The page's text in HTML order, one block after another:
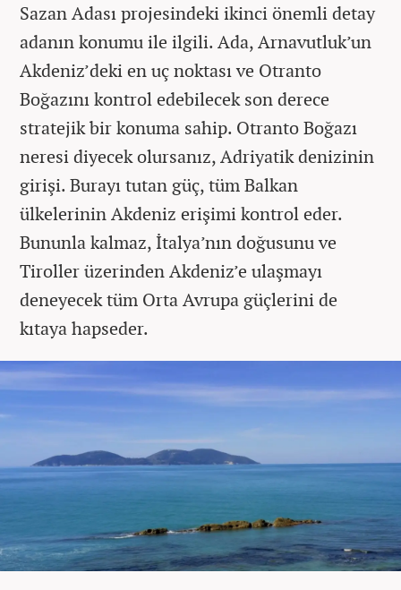
Sazan Adası projesindeki ikinci önemli detay
adanın konumu ile ilgili. Ada, Arnavutluk’un
Akdeniz’deki en uç noktası ve Otranto
Boğazını kontrol edebilecek son derece
stratejik bir konuma sahip. Otranto Boğazı
neresi diyecek olursanız, Adriyatik denizinin
girişi. Burayı tutan güç, tüm Balkan
ülkelerinin Akdeniz erişimi kontrol eder.
Bununla kalmaz, İtalya’nın doğusunu ve
Tiroller üzerinden Akdeniz’e ulaşmayı
deneyecek tüm Orta Avrupa güçlerini de
kıtaya hapseder.